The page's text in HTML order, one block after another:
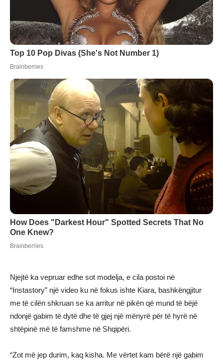
Njejtë ka vepruar edhe sot modelja, e cila postoi në
“Instastory” një video ku në fokus ishte Kiara, bashkëngjitur
me të cilën shkruan se ka arritur në pikën që mund të bëjë
ndonjë gabim të dytë dhe të gjej një mënyrë për të hyrë në
shtëpinë më të famshme në Shqipëri.
“Zot më jep durim, kaq kisha. Me vërtet kam bërë një gabim